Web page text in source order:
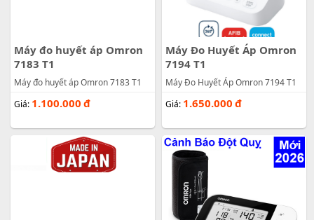
Máy đo huyết áp Omron
7183 T1
Máy đo huyết áp Omron 7183 T1
Giá: 1.100.000 đ
Máy Đo Huyết Áp Omron
7194 T1
Máy Đo Huyết Áp Omron 7194 T1
Giá: 1.650.000 đ